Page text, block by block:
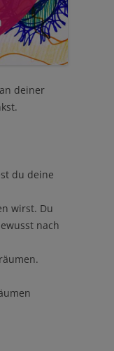
deiner
du deine
wirst. Du
nach